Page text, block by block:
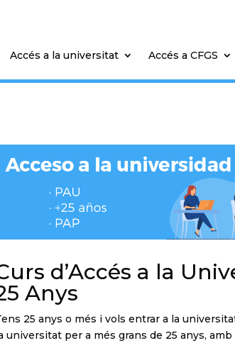
Accés a la universitat Accés a CFGS
d’Accés a la
Anys
25 anys o més i vols entrar a la
universitat per a més grans de 25 anys,